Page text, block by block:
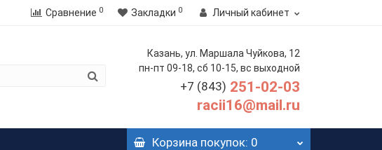
Сравнение 0 Закладки 0 Личный кабинет
Казань, ул. Маршала Чуйкова, 12
пн-пт 09-18, сб 10-15, вс выходной
+7 (843) 251-02-03
racii16@mail.ru
Корзинапокупок: 0